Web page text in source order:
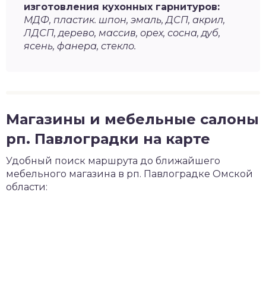
изготовления кухонных гарнитуров:
МДФ, пластик. шпон, эмаль, ДСП, акрил,
ЛДСП, дерево, массив, орех, сосна, дуб,
ясень, фанера, стекло.
Магазины и мебельные салоны
рп. Павлоградки на карте
Удобный поиск маршрута до ближайшего
мебельного магазина в рп. Павлоградке Омской
области: